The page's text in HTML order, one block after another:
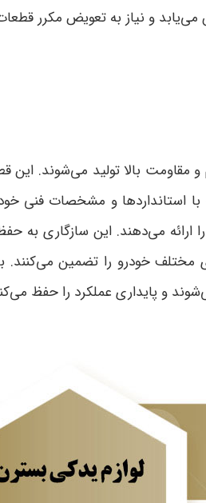
و نیاز به تعویض مکرر
مقاومت بالا تولید می‌شوند. این
استانداردها و مشخصات فنی
می‌دهند. این سازگاری به
خودرو را تضمین می‌کنند.
و پایداری عملکرد را حفظ